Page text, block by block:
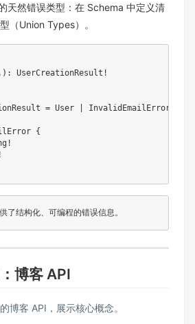
天然错误类型：在 Schema 中定义清
（Union Types）。
UserCreationResult!
= User | InvalidEmailError |
{
博客 API
博客 API，展示核心概念。